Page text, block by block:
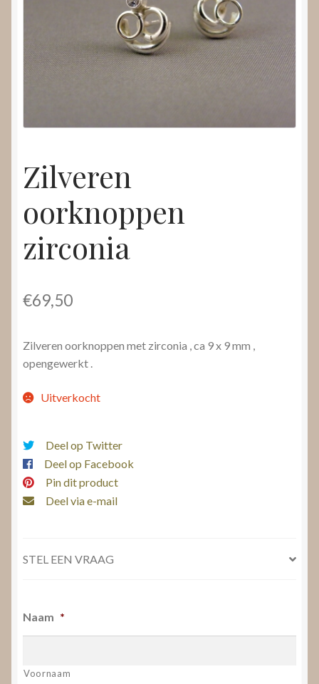
Submenu
uitvouwen
Zilveren
oorknoppen
zirconia
€69,50
Zilveren oorknoppen met zirconia , ca 9 x 9 mm ,
opengewerkt .
Uitverkocht
Deel op Twitter
Deel op Facebook
Pin dit product
Deel via e-mail
STEL EEN VRAAG
Naam *
Voornaam